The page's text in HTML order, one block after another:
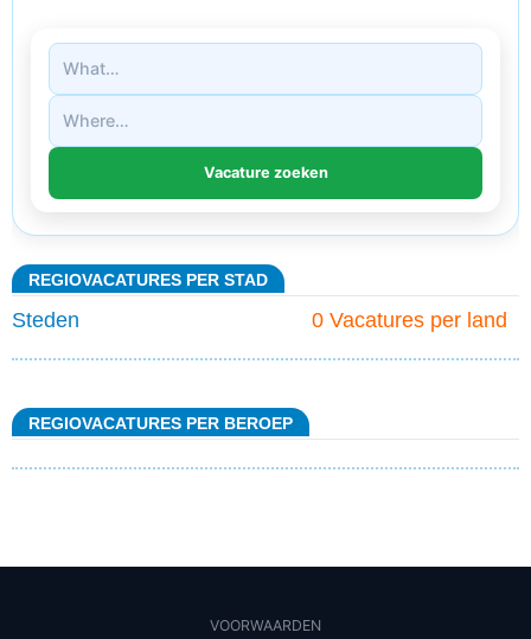
REGIOVACATURES PER STAD
0 Vacatures per land
Steden
REGIOVACATURES PER BEROEP
VOORWAARDEN